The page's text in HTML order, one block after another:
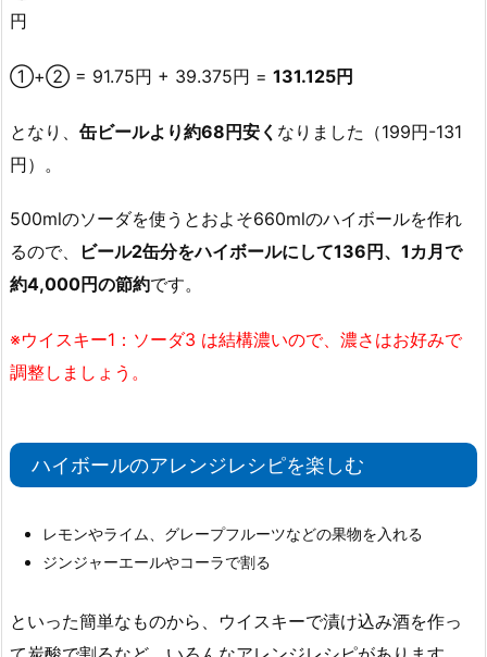
円
①+② = 91.75円 + 39.375円 = 131.125円
となり、 缶ビールより約68円安く なりました（199円-131
円）。
500mlのソーダを使うとおよそ660mlのハイボールを作れ
るので、
ビール2缶分をハイボールにして136円、1カ月で
約4,000円の節約です。
※ウイスキー1：ソーダ3 は結構濃いので、濃さはお好みで
調整しましょう。
ハイボールのアレンジレシピを楽しむ
レモンやライム、グレープフルーツなどの果物を入れる
ジンジャーエールやコーラで割る
といった簡単なものから、ウイスキーで漬け込み酒を作っ